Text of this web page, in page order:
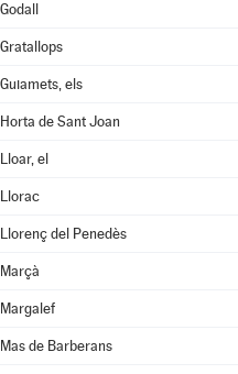
Godall
Gratallops
Guiamets, els
Horta de Sant Joan
Lloar, el
Llorac
Llorenç del Penedès
Marçà
Margalef
Mas de Barberans